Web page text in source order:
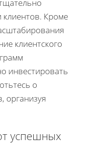
клиентов. Кроме
клиентского
инвестировать
о
организуя
успешных